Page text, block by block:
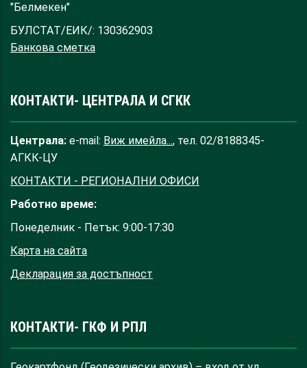
"Белмекен"
БУЛСТАТ/ЕИК/: 130362903
Банкова сметка
КОНТАКТИ- ЦЕНТРАЛА И СГКК
Централа: e-mail: Виж имейла..., тел. 02/8188345-
АГКК-ЦУ
КОНТАКТИ - РЕГИОНАЛНИ ОФИСИ
Работно време:
Понеделник - Петък: 9:00-17:30
Карта на сайта
Декларация за достъпност
КОНТАКТИ- ГКФ И РПЛ